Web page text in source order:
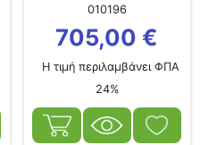
010196
705,00 €
Η τιμή περιλαμβάνει ΦΠΑ
24%